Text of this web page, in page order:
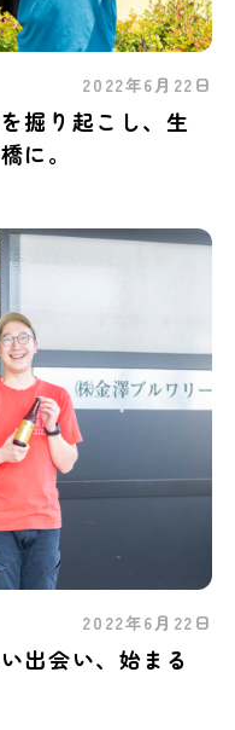
2022年6月22日
掘り起こし、生
に。
2022年6月22日
出会い、始まる